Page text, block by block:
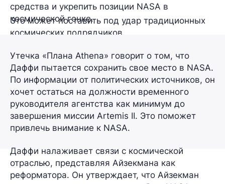
средства и укрепить позиции NASA в
космической гонке.
Это может поставить под удар традиционных
космических подрядчиков.
Утечка «Плана Athena» говорит о том, что
Даффи пытается сохранить свое место в NASA.
По информации от политических источников, он
хочет остаться на должности временного
руководителя агентства как минимум до
завершения миссии Artemis II. Это поможет
привлечь внимание к NASA.
Даффи налаживает связи с космической
отраслью, представляя Айзекмана как
реформатора. Он утверждает, что Айзекман